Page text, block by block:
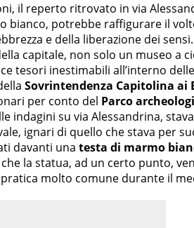
il reperto ritrovato in via
bianco, potrebbe raffigurare il
e della liberazione dei
capitale, non solo un museo a
tesori inestimabili all’interno
Sovrintendenza Capitolina ai
per conto del Parco
indagini su via Alessandrina,
ignari di quello che stava per
davanti una testa di marmo
la statua, ad un certo punto,
molto comune durante il